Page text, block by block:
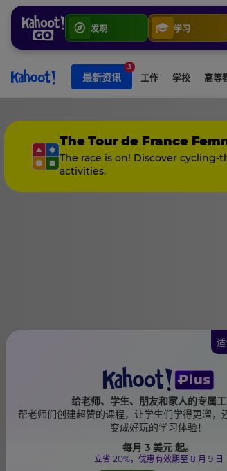
Skip to navigation
发现 学习
跳转至页面内容
最新资讯
3
工作 学校 高等
The Tour de France
The race is on! Discover cycling-
activities.
给老师、学生、朋友和家人的专属
帮老师们创建超赞的课程，让学生们学得更溜，
变成好玩的学习体验！
每月3 美元 起。
立省 20%，优惠有效期至 8 月 9 日